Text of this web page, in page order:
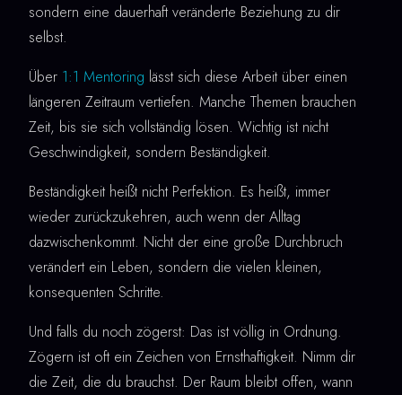
sondern eine dauerhaft veränderte Beziehung zu dir
selbst.
Über 1:1 Mentoring lässt sich diese Arbeit über einen
längeren Zeitraum vertiefen. Manche Themen brauchen
Zeit, bis sie sich vollständig lösen. Wichtig ist nicht
Geschwindigkeit, sondern Beständigkeit.
Beständigkeit heißt nicht Perfektion. Es heißt, immer
wieder zurückzukehren, auch wenn der Alltag
dazwischenkommt. Nicht der eine große Durchbruch
verändert ein Leben, sondern die vielen kleinen,
konsequenten Schritte.
Und falls du noch zögerst: Das ist völlig in Ordnung.
Zögern ist oft ein Zeichen von Ernsthaftigkeit. Nimm dir
die Zeit, die du brauchst. Der Raum bleibt offen, wann